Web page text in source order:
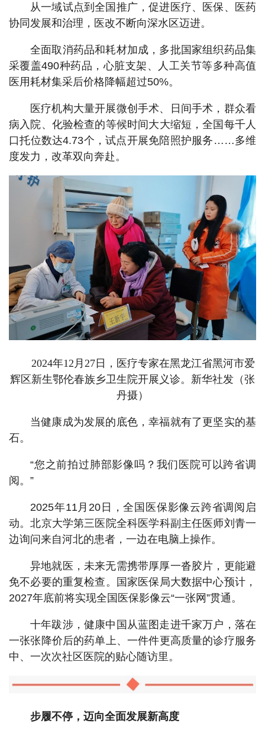
从一域试点到全国推广，促进医疗、医保、医药
协同发展和治理，医改不断向深水区迈进。
全面取消药品和耗材加成，多批国家组织药品集
采覆盖490种药品，心脏支架、人工关节等多种高值
医用耗材集采后价格降幅超过50%。
医疗机构大量开展微创手术、日间手术，群众看
病入院、化验检查的等候时间大大缩短，全国每千人
口托位数达4.73个，试点开展免陪照护服务……多维
度发力，改革双向奔赴。
2024年12月27日，医疗专家在黑龙江省黑河市爱
辉区新生鄂伦春族乡卫生院开展义诊。新华社发（张
丹摄）
当健康成为发展的底色，幸福就有了更坚实的基
石。
“您之前拍过肺部影像吗？我们医院可以跨省调
阅。”
2025年11月20日，全国医保影像云跨省调阅启
动。北京大学第三医院全科医学科副主任医师刘青一
边询问来自河北的患者，一边在电脑上操作。
异地就医，未来无需携带厚厚一沓胶片，更能避
免不必要的重复检查。国家医保局大数据中心预计，
2027年底前将实现全国医保影像云“一张网”贯通。
十年跋涉，健康中国从蓝图走进千家万户，落在
一张张降价后的药单上、一件件更高质量的诊疗服务
中、一次次社区医院的贴心随访里。
步履不停，迈向全面发展新高度